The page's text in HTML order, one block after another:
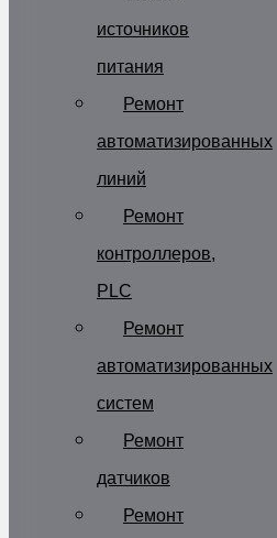
источников
питания
Ремонт
автоматизированных
линий
Ремонт
контроллеров,
PLC
Ремонт
автоматизированных
систем
Ремонт
датчиков
Ремонт